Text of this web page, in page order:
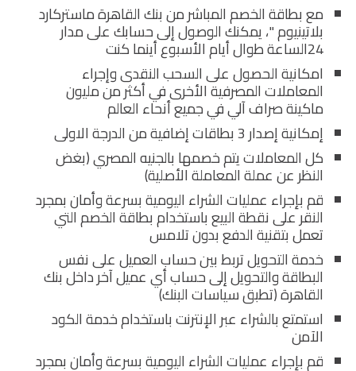
مع بطاقة الخصم المباشر من بنك القاهرة ماستركارد
بلاتينيوم "، يمكنك الوصول إلى حسابك على مدار
24الساعة طوال أيام الأسبوع أينما كنت
امكانية الحصول على السحب النقدى وإجراء
المعاملات المصرفية الأخرى في أكثر من مليون
ماكينة صراف آلي في جميع أنحاء العالم
إمكانية إصدار 3 بطاقات إضافية من الدرجة الاولى
كل المعاملات يتم خصمها بالجنيه المصري (بغض
النظر عن عملة المعاملة الأصلية)
قم بإجراء عمليات الشراء اليومية بسرعة وأمان بمجرد
النقر على نقطة البيع باستخدام بطاقة الخصم التي
تعمل بتقنية الدفع بدون تلامس
خدمة التحويل تربط بين حساب العميل على نفس
البطاقة والتحويل إلى حساب أي عميل آخر داخل بنك
القاهرة (تطبق سياسات البنك)
استمتع بالشراء عبر الإنترنت باستخدام خدمة الكود
الآمن
قم بإجراء عمليات الشراء اليومية بسرعة وأمان بمجرد